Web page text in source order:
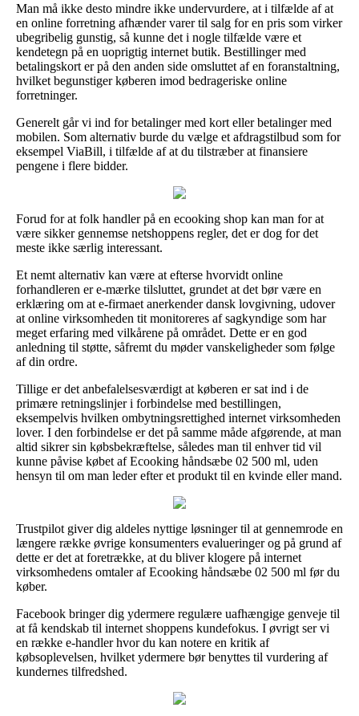
Man må ikke desto mindre ikke undervurdere, at i tilfælde af at
en online forretning afhænder varer til salg for en pris som virker
ubegribelig gunstig, så kunne det i nogle tilfælde være et
kendetegn på en uoprigtig internet butik. Bestillinger med
betalingskort er på den anden side omsluttet af en foranstaltning,
hvilket begunstiger køberen imod bedrageriske online
forretninger.
Generelt går vi ind for betalinger med kort eller betalinger med
mobilen. Som alternativ burde du vælge et afdragstilbud som for
eksempel ViaBill, i tilfælde af at du tilstræber at finansiere
pengene i flere bidder.
Forud for at folk handler på en ecooking shop kan man for at
være sikker gennemse netshoppens regler, det er dog for det
meste ikke særlig interessant.
Et nemt alternativ kan være at efterse hvorvidt online
forhandleren er e-mærke tilsluttet, grundet at det bør være en
erklæring om at e-firmaet anerkender dansk lovgivning, udover
at online virksomheden tit monitoreres af sagkyndige som har
meget erfaring med vilkårene på området. Dette er en god
anledning til støtte, såfremt du møder vanskeligheder som følge
af din ordre.
Tillige er det anbefalelsesværdigt at køberen er sat ind i de
primære retningslinjer i forbindelse med bestillingen,
eksempelvis hvilken ombytningsrettighed internet virksomheden
lover. I den forbindelse er det på samme måde afgørende, at man
altid sikrer sin købsbekræftelse, således man til enhver tid vil
kunne påvise købet af Ecooking håndsæbe 02 500 ml, uden
hensyn til om man leder efter et produkt til en kvinde eller mand.
Trustpilot giver dig aldeles nyttige løsninger til at gennemrode en
længere række øvrige konsumenters evalueringer og på grund af
dette er det at foretrække, at du bliver klogere på internet
virksomhedens omtaler af Ecooking håndsæbe 02 500 ml før du
køber.
Facebook bringer dig ydermere regulære uafhængige genveje til
at få kendskab til internet shoppens kundefokus. I øvrigt ser vi
en række e-handler hvor du kan notere en kritik af
købsoplevelsen, hvilket ydermere bør benyttes til vurdering af
kundernes tilfredshed.